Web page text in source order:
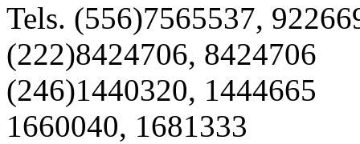
Tels. (556)7565537,
(222)8424706, 8424706
(246)1440320, 1444665
1660040, 1681333